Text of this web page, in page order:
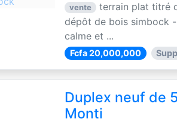
vente
terrain plat titré
dépôt de bois simbock
calme et ...
Fcfa 20,000,000
Duplex neuf de
Monti